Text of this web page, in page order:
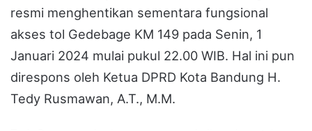
resmi menghentikan sementara fungsional
akses tol Gedebage KM 149 pada Senin, 1
Januari 2024 mulai pukul 22.00 WIB. Hal ini pun
direspons oleh Ketua DPRD Kota Bandung H.
Tedy Rusmawan, A.T., M.M.